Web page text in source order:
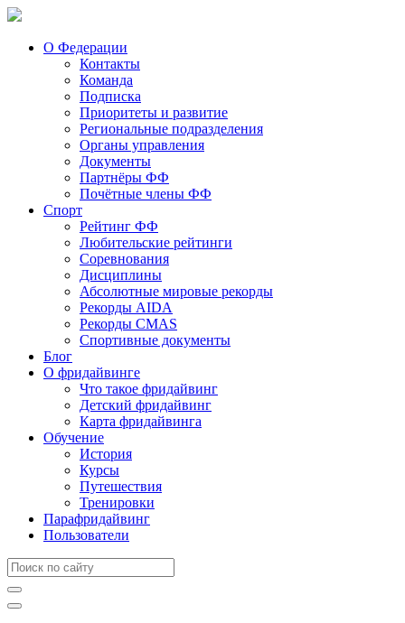
О Федерации
Контакты
Команда
Подписка
Приоритеты и развитие
Региональные подразделения
Органы управления
Документы
Партнёры ФФ
Почётные члены ФФ
Спорт
Рейтинг ФФ
Любительские рейтинги
Соревнования
Дисциплины
Абсолютные мировые рекорды
Рекорды AIDA
Рекорды CMAS
Спортивные документы
Блог
О фридайвинге
Что такое фридайвинг
Детский фридайвинг
Карта фридайвинга
Обучение
История
Курсы
Путешествия
Тренировки
Парафридайвинг
Пользователи